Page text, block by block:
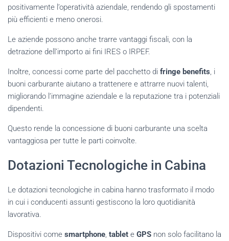
positivamente l’operatività aziendale, rendendo gli spostamenti
più efficienti e meno onerosi.
Le aziende possono anche trarre vantaggi fiscali, con la
detrazione dell’importo ai fini IRES o IRPEF.
Inoltre, concessi come parte del pacchetto di fringe benefits, i
buoni carburante aiutano a trattenere e attrarre nuovi talenti,
migliorando l’immagine aziendale e la reputazione tra i potenziali
dipendenti.
Questo rende la concessione di buoni carburante una scelta
vantaggiosa per tutte le parti coinvolte.
Dotazioni Tecnologiche in Cabina
Le dotazioni tecnologiche in cabina hanno trasformato il modo
in cui i conducenti assunti gestiscono la loro quotidianità
lavorativa.
Dispositivi come smartphone, tablet e GPS non solo facilitano la